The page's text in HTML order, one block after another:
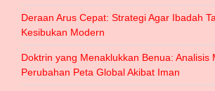
Deraan Arus Cepat: Strategi Agar Ibadah
Kesibukan Modern
Doktrin yang Menaklukkan Benua: Analisis
Perubahan Peta Global Akibat Iman